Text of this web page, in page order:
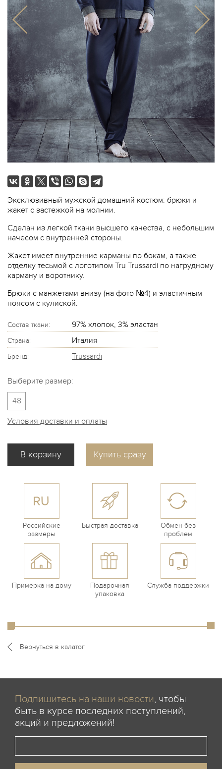
Эксклюзивный мужской домашний костюм: брюки и
жакет с застежкой на молнии.
Сделан из легкой ткани высшего качества, с небольшим
начесом с внутренней стороны.
Жакет имеет внутренние карманы по бокам, а также
отделку тесьмой с логотипом Tru Trussardi по нагрудному
карману и воротнику.
Брюки с манжетами внизу (на фото №4) и эластичным
поясом с кулиской.
Состав ткани: 97% хлопок, 3% эластан
Страна: Италия
Бренд: Trussardi
Выберите размер:
48
Условия доставки и оплаты
Купить сразу
Российские
размеры
Быстрая доставка
Обмен без
проблем
Примерка на дому
Подарочная
упаковка
Служба поддержки
Вернуться в калатог
Подпишитесь на наши новости, чтобы
быть в курсе последних поступлений,
акций и предложений!